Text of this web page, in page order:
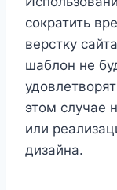
сократить
верстку
шаблон не
этом случае
или
дизайна.